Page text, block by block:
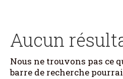
Aucun
Nous ne trouvons pas ce
barre de recherche